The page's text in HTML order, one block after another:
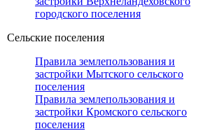
городского поселения
Сельские поселения
Правила землепользования и
застройки Мытского сельского
поселения
Правила землепользования и
застройки Кромского сельского
поселения